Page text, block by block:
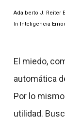
Adalberto J. Reiter E.
In Inteligencia
El miedo,
automática
Por lo
utilidad.